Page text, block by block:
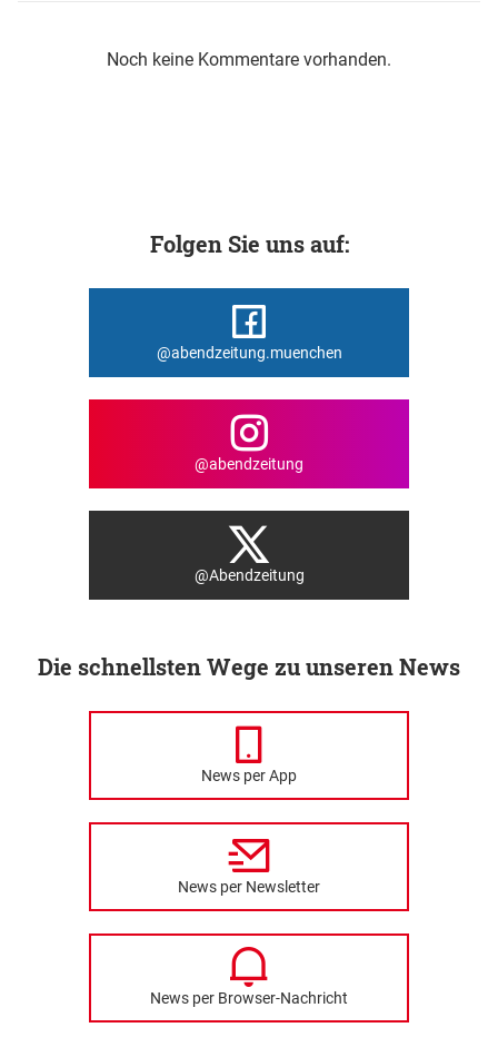
Noch keine Kommentare vorhanden.
Folgen Sie uns auf:
@abendzeitung.muenchen
@abendzeitung
@Abendzeitung
Die schnellsten Wege zu unseren News
News per App
News per Newsletter
News per Browser-Nachricht